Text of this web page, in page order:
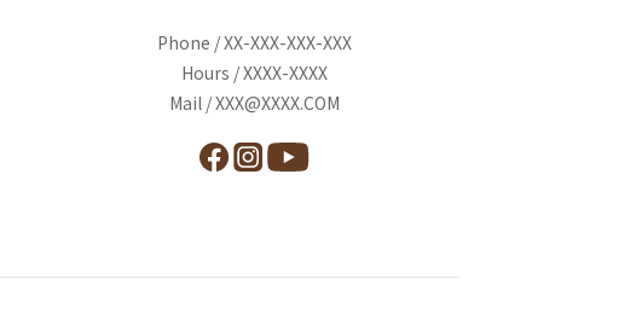
Phone / XX-XXX-XXX-XXX
Hours / XXXX-XXXX
Mail / XXX@XXXX.COM